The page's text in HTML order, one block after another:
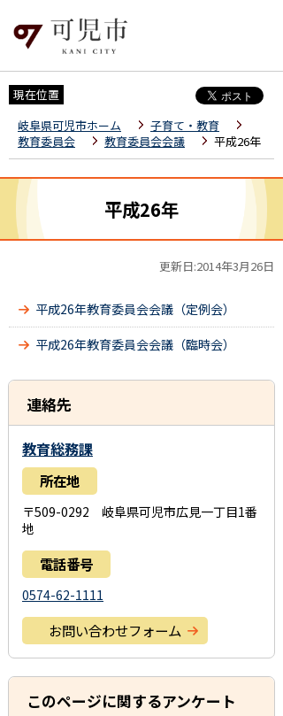
現在位置
岐阜県可児市ホーム
子育て・教育
教育委員会
教育委員会会議 平成26年
平成26年
更新日:2014年3月26日
平成26年教育委員会会議（定例会）
平成26年教育委員会会議（臨時会）
連絡先
教育総務課
所在地
〒509-0292 岐阜県可児市広見一丁目1番
地
電話番号
0574-62-1111
お問い合わせフォーム
このページに関するアンケート